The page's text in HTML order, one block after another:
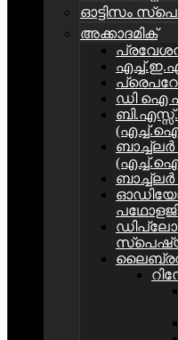
ഓട്ടിസം
അക്കാദമിക്
ഡി ഐ
പഥോളജി